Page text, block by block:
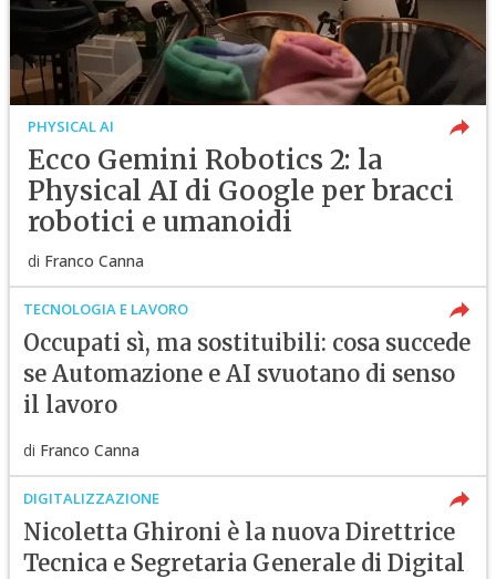
PHYSICAL AI
Ecco Gemini Robotics 2: la
Physical AI di Google per bracci
robotici e umanoidi
di Franco Canna
TECNOLOGIA E LAVORO
Occupati sì, ma sostituibili: cosa succede
se Automazione e AI svuotano di senso
il lavoro
di Franco Canna
DIGITALIZZAZIONE
Nicoletta Ghironi è la nuova Direttrice
Tecnica e Segretaria Generale di Digital